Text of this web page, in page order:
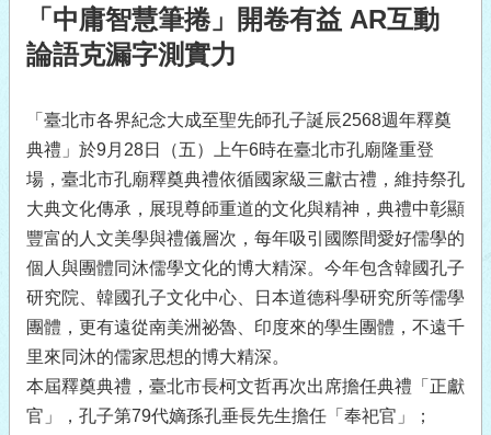
「中庸智慧筆捲」開卷有益 AR互動
論語克漏字測實力
「臺北市各界紀念大成至聖先師孔子誕辰2568週年釋奠
典禮」於9月28日（五）上午6時在臺北市孔廟隆重登
場，臺北市孔廟釋奠典禮依循國家級三獻古禮，維持祭孔
大典文化傳承，展現尊師重道的文化與精神，典禮中彰顯
豐富的人文美學與禮儀層次，每年吸引國際間愛好儒學的
個人與團體同沐儒學文化的博大精深。今年包含韓國孔子
研究院、韓國孔子文化中心、日本道德科學研究所等儒學
團體，更有遠從南美洲祕魯、印度來的學生團體，不遠千
里來同沐的儒家思想的博大精深。
本屆釋奠典禮，臺北市長柯文哲再次出席擔任典禮「正獻
官」，孔子第79代嫡孫孔垂長先生擔任「奉祀官」；